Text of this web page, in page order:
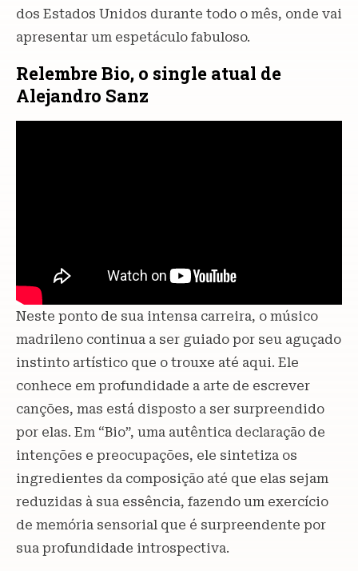
dos Estados Unidos durante todo o mês, onde vai
apresentar um espetáculo fabuloso.
Relembre Bio, o single atual de
Alejandro Sanz
Neste ponto de sua intensa carreira, o músico
madrileno continua a ser guiado por seu aguçado
instinto artístico que o trouxe até aqui. Ele
conhece em profundidade a arte de escrever
canções, mas está disposto a ser surpreendido
por elas. Em “Bio”, uma autêntica declaração de
intenções e preocupações, ele sintetiza os
ingredientes da composição até que elas sejam
reduzidas à sua essência, fazendo um exercício
de memória sensorial que é surpreendente por
sua profundidade introspectiva.